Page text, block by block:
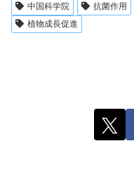
中国科学院
抗菌作用
植物成長促進